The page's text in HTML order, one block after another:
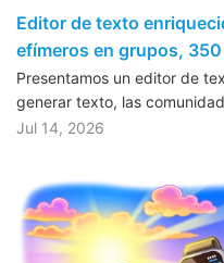
Editor de texto
efímeros en grupos, 350
Presentamos un editor de
generar texto, las
Jul 14, 2026